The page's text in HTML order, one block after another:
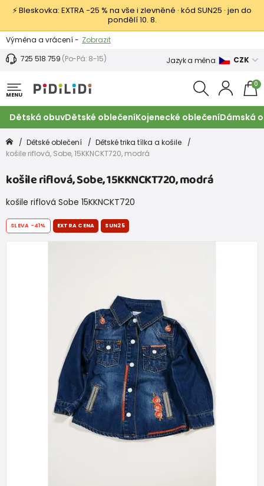
⚡ Bleskovka: EXTRA −25 % na vše i zlevněné · kód SUN25 · jen do
pondělí 10. 8.
Výměna a vrácení - Zobrazit
Sleva 100 Kč na první nákup -
725 518 759 (Po-Pá: 8-15) Jazyk a měna CZK
MENU
0
Dětská obuvDětské oblečeníKojenecké oblečeníDámská
Dětské oblečení
Dětské trika tílka a košile
košile riflová, Sobe, 15KKNCKT720, modrá
košile riflová, Sobe, 15KKNCKT720, modrá
košile riflová Sobe 15KKNCKT720
SLEVA -41% EXTRA CENA SUN25